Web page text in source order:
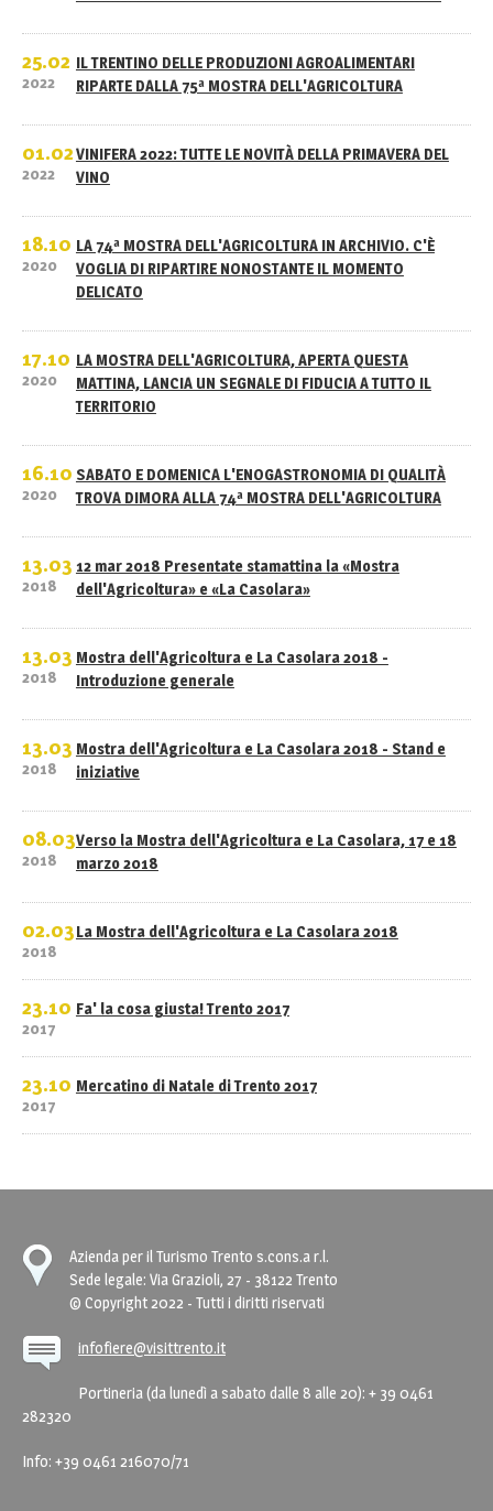
25.02
2022
IL TRENTINO DELLE PRODUZIONI AGROALIMENTARI
RIPARTE DALLA 75ª MOSTRA DELL'AGRICOLTURA
01.02
2022
VINIFERA 2022: TUTTE LE NOVITÀ DELLA PRIMAVERA DEL
VINO
18.10
2020
LA 74ª MOSTRA DELL'AGRICOLTURA IN ARCHIVIO. C'È
VOGLIA DI RIPARTIRE NONOSTANTE IL MOMENTO
DELICATO
17.10
2020
LA MOSTRA DELL'AGRICOLTURA, APERTA QUESTA
MATTINA, LANCIA UN SEGNALE DI FIDUCIA A TUTTO IL
TERRITORIO
16.10
2020
SABATO E DOMENICA L'ENOGASTRONOMIA DI QUALITÀ
TROVA DIMORA ALLA 74ª MOSTRA DELL'AGRICOLTURA
13.03
2018
12 mar 2018 Presentate stamattina la «Mostra
dell'Agricoltura» e «La Casolara»
13.03
2018
Mostra dell'Agricoltura e La Casolara 2018 -
Introduzione generale
13.03
2018
Mostra dell'Agricoltura e La Casolara 2018 - Stand e
iniziative
08.03
2018
Verso la Mostra dell'Agricoltura e La Casolara, 17 e 18
marzo 2018
02.03
2018
La Mostra dell'Agricoltura e La Casolara 2018
23.10
2017
Fa' la cosa giusta! Trento 2017
23.10
2017
Mercatino di Natale di Trento 2017
Azienda per il Turismo Trento s.cons.a r.l.
Sede legale: Via Grazioli, 27 - 38122 Trento
© Copyright 2022 - Tutti i diritti riservati
infofiere@visittrento.it
Portineria (da lunedì a sabato dalle 8 alle 20): + 39 0461
282320
Info: +39 0461 216070/71